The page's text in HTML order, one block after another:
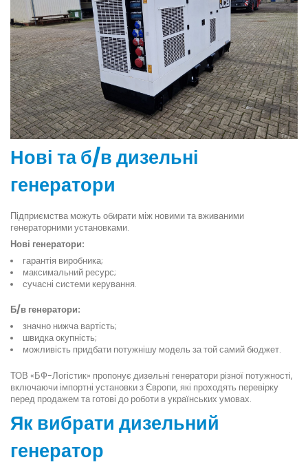
Нові та б/в дизельні
генератори
Підприємства можуть обирати між новими та вживаними
генераторними установками.
Нові генератори:
гарантія виробника;
максимальний ресурс;
сучасні системи керування.
Б/в генератори:
значно нижча вартість;
швидка окупність;
можливість придбати потужнішу модель за той самий бюджет.
ТОВ «БФ-Логістик» пропонує дизельні генератори різної потужності,
включаючи імпортні установки з Європи, які проходять перевірку
перед продажем та готові до роботи в українських умовах.
Як вибрати дизельний
генератор